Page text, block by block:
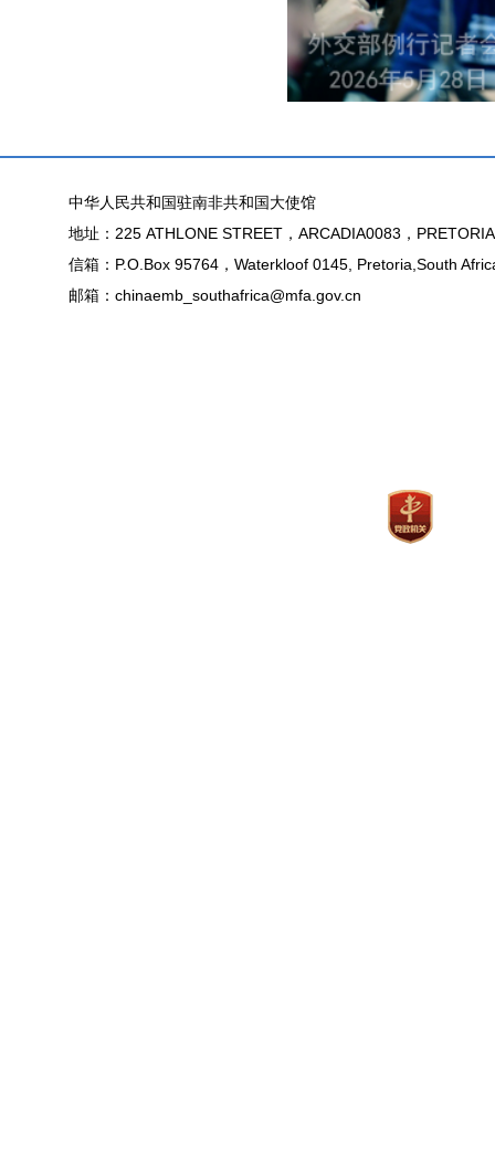
中华人民共和国驻南非共和国大使馆
地址：225 ATHLONE STREET，ARCADIA0083，
信箱：P.O.Box 95764，Waterkloof 0145, Pretoria,South
邮箱：chinaemb_southafrica@mfa.gov.cn